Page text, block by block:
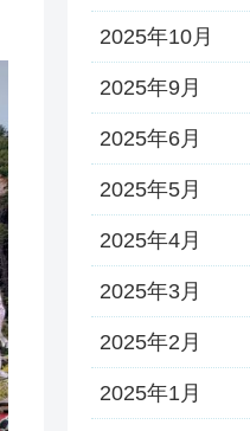
2025年10月
2025年9月
2025年6月
2025年5月
2025年4月
2025年3月
2025年2月
2025年1月